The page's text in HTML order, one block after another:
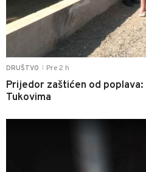
DRUŠTVO Pre 2 h
Prijedor zaštićen od
Tukovima